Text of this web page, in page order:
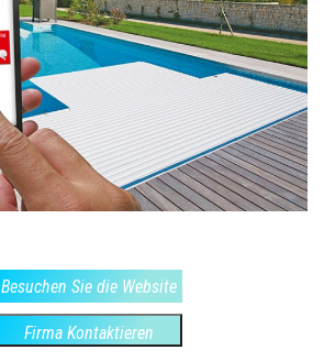
Besuchen Sie die Website
Firma Kontaktieren